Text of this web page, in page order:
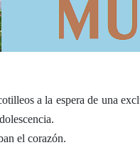
a la espera de una
el corazón.